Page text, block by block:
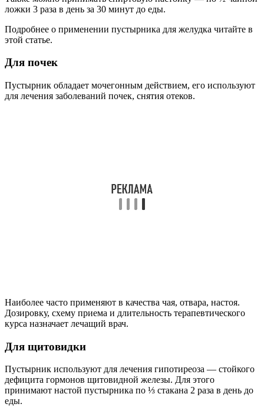
ложки 3 раза в день за 30 минут до еды.
Подробнее о применении пустырника для желудка читайте в
этой статье.
Для почек
Пустырник обладает мочегонным действием, его используют
для лечения заболеваний почек, снятия отеков.
Наиболее часто применяют в качества чая, отвара, настоя.
Дозировку, схему приема и длительность терапевтического
курса назначает лечащий врач.
Для щитовидки
Пустырник используют для лечения гипотиреоза — стойкого
дефицита гормонов щитовидной железы. Для этого
принимают настой пустырника по ⅓ стакана 2 раза в день до
еды.